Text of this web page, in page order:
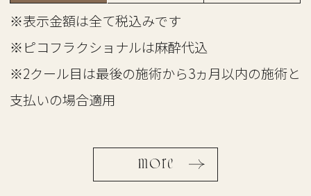
※表示金額は全て税込みです
※ピコフラクショナルは麻酔代込
※2クール目は最後の施術から3ヵ月以内の施術と
支払いの場合適用